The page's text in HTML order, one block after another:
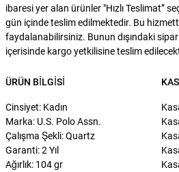
ibaresi yer alan ürünler "Hızlı Teslimat”
gün içinde teslim edilmektedir. Bu
faydalanabilirsiniz. Bunun dışındaki
içerisinde kargo yetkilisine teslim
ÜRÜN BILGISI
Cinsiyet: Kadın
Marka: U.S. Polo Assn.
Çalışma Şekli: Quartz
Garanti: 2 Yıl
Ağırlık: 104 gr